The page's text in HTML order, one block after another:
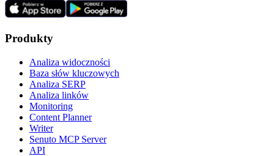
Produkty
Analiza widoczności
Baza słów kluczowych
Analiza SERP
Analiza linków
Monitoring
Content Planner
Writer
Senuto MCP Server
API